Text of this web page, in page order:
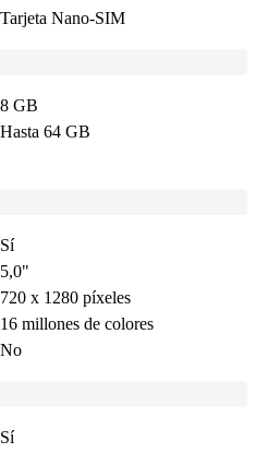
Tarjeta Nano-SIM
8 GB
Hasta 64 GB
Sí
5,0"
720 x 1280 píxeles
16 millones de colores
No
Sí